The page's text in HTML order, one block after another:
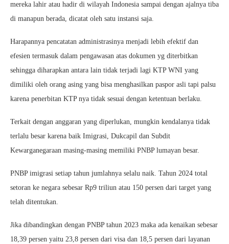
mereka lahir atau hadir di wilayah Indonesia sampai dengan ajalnya tiba
di manapun berada, dicatat oleh satu instansi saja.
Harapannya pencatatan administrasinya menjadi lebih efektif dan
efesien termasuk dalam pengawasan atas dokumen yg diterbitkan
sehingga diharapkan antara lain tidak terjadi lagi KTP WNI yang
dimiliki oleh orang asing yang bisa menghasilkan paspor asli tapi palsu
karena penerbitan KTP nya tidak sesuai dengan ketentuan berlaku.
Terkait dengan anggaran yang diperlukan, mungkin kendalanya tidak
terlalu besar karena baik Imigrasi, Dukcapil dan Subdit
Kewarganegaraan masing-masing memiliki PNBP lumayan besar.
PNBP imigrasi setiap tahun jumlahnya selalu naik. Tahun 2024 total
setoran ke negara sebesar Rp9 triliun atau 150 persen dari target yang
telah ditentukan.
Jika dibandingkan dengan PNBP tahun 2023 maka ada kenaikan sebesar
18,39 persen yaitu 23,8 persen dari visa dan 18,5 persen dari layanan